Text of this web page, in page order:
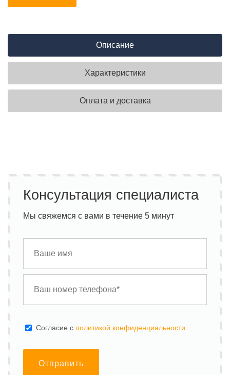
Описание
Характеристики
Оплата и доставка
Консультация специалиста
Мы свяжемся с вами в течение 5 минут
Cогласие с политикой конфиденциальности
Отправить